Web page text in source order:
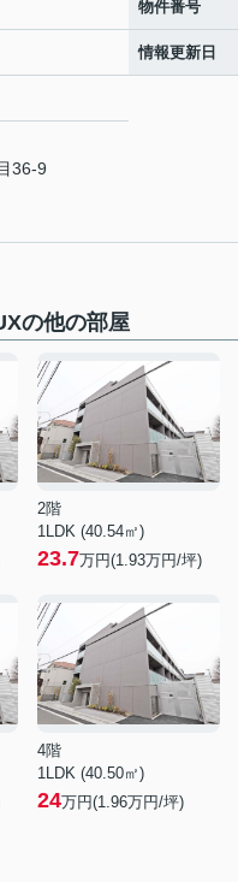
物件番号
情報更新日
36-9
の他の部屋
2階
1LDK (40.54㎡)
23.7万円(1.93万円/坪)
4階
1LDK (40.50㎡)
24万円(1.96万円/坪)